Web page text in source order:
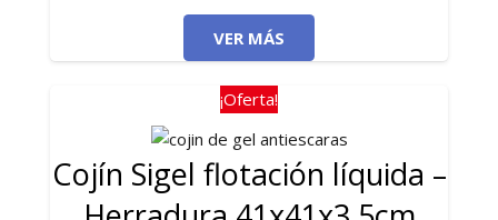
precio
original
era:
83,00€.
precio
actual
es:
63,00€.
VER MÁS
¡Oferta!
Cojín Sigel flotación líquida –